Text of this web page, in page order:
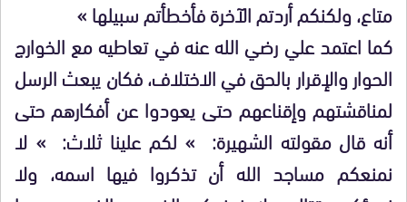
متاع، ولكنكم أردتم الآخرة فأخطأتم سبيلها »
كما اعتمد علي رضي الله عنه في تعاطيه مع الخوارج
الحوار والإقرار بالحق في الاختلاف، فكان يبعث الرسل
لمناقشتهم وإقناعهم حتى يعودوا عن أفكارهم حتى
أنه قال مقولته الشهيرة: » لكم علينا ثلاث: » لا
نمنعكم مساجد الله أن تذكروا فيها اسمه، ولا